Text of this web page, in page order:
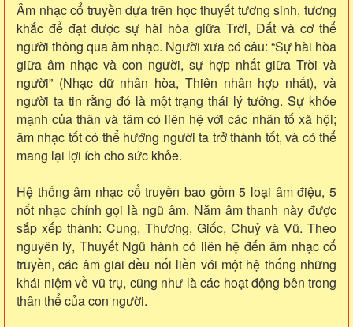
Âm nhạc cổ truyền dựa trên học thuyết tương sinh, tương
khắc để đạt được sự hài hòa giữa Trời, Đất và cơ thể
người thông qua âm nhạc. Người xưa có câu: “Sự hài hòa
giữa âm nhạc và con người, sự hợp nhất giữa Trời và
người” (Nhạc dữ nhân hòa, Thiên nhân hợp nhất), và
người ta tin rằng đó là một trạng thái lý tưởng. Sự khỏe
mạnh của thân và tâm có liên hệ với các nhân tố xã hội;
âm nhạc tốt có thể hướng người ta trở thành tốt, và có thể
mang lại lợi ích cho sức khỏe.
Hệ thống âm nhạc cổ truyền bao gồm 5 loại âm điệu, 5
nốt nhạc chính gọi là ngũ âm. Năm âm thanh này được
sắp xếp thành: Cung, Thương, Giốc, Chuỷ và Vũ. Theo
nguyên lý, Thuyết Ngũ hành có liên hệ đến âm nhạc cổ
truyền, các âm giai đều nối liền với một hệ thống những
khái niệm về vũ trụ, cũng như là các hoạt động bên trong
thân thể của con người.